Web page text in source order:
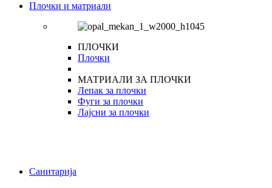
Плочки и матриали
ПЛОЧКИ
Плочки
МАТРИАЛИ ЗА ПЛОЧКИ
Лепак за плочки
Фуги за плочки
Лајсни за плочки
Санитарија